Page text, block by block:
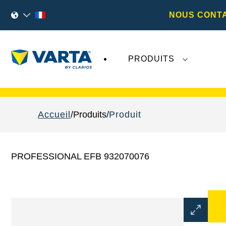
NOUS
PRODUITS
Accueil Produits Produit
PROFESSIONAL EFB 932070076
Ouvrir
la